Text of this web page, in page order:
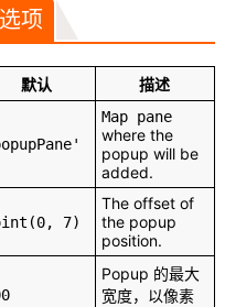
项
默认 描述
Map pane
where the
popup will be
added.
7)
The offset of
the popup
position.
Popup 的最大
宽度，以像素